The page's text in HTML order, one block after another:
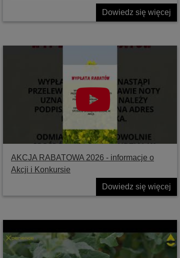
Dowiedz się więcej
AKCJA RABATOWA 2026 - informacje o
Akcji i Konkursie
Dowiedz się więcej